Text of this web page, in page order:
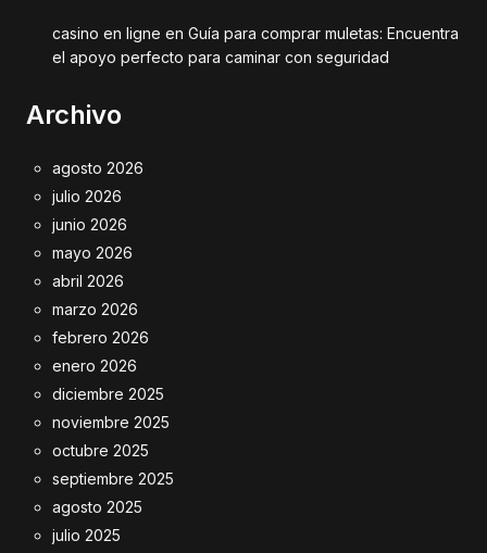
casino en ligne en Guía para comprar muletas: Encuentra
el apoyo perfecto para caminar con seguridad
Archivo
agosto 2026
julio 2026
junio 2026
mayo 2026
abril 2026
marzo 2026
febrero 2026
enero 2026
diciembre 2025
noviembre 2025
octubre 2025
septiembre 2025
agosto 2025
julio 2025